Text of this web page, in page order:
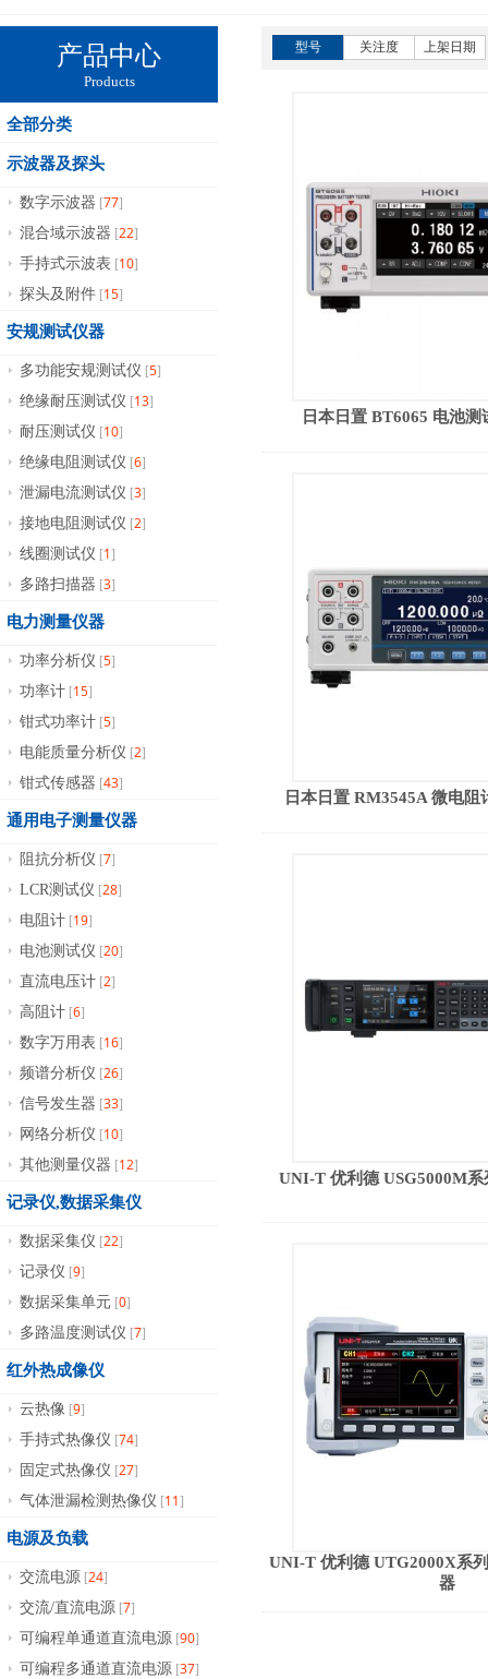
产品中心
Products
全部分类
示波器及探头
数字示波器 [77]
混合域示波器 [22]
手持式示波表 [10]
探头及附件 [15]
安规测试仪器
多功能安规测试仪 [5]
绝缘耐压测试仪 [13]
耐压测试仪 [10]
绝缘电阻测试仪 [6]
泄漏电流测试仪 [3]
接地电阻测试仪 [2]
线圈测试仪 [1]
多路扫描器 [3]
电力测量仪器
功率分析仪 [5]
功率计 [15]
钳式功率计 [5]
电能质量分析仪 [2]
钳式传感器 [43]
通用电子测量仪器
阻抗分析仪 [7]
LCR测试仪 [28]
电阻计 [19]
电池测试仪 [20]
直流电压计 [2]
高阻计 [6]
数字万用表 [16]
频谱分析仪 [26]
信号发生器 [33]
网络分析仪 [10]
其他测量仪器 [12]
记录仪,数据采集仪
数据采集仪 [22]
记录仪 [9]
数据采集单元 [0]
多路温度测试仪 [7]
红外热成像仪
云热像 [9]
手持式热像仪 [74]
固定式热像仪 [27]
气体泄漏检测热像仪 [11]
电源及负载
交流电源 [24]
交流/直流电源 [7]
可编程单通道直流电源 [90]
可编程多通道直流电源 [37]
型号 关注度 上架日期
日本日置 BT6065 电池
日本日置 RM3545A 微电
UNI-T 优利德 USG5000M
UNI-T 优利德 UTG2000X系
器